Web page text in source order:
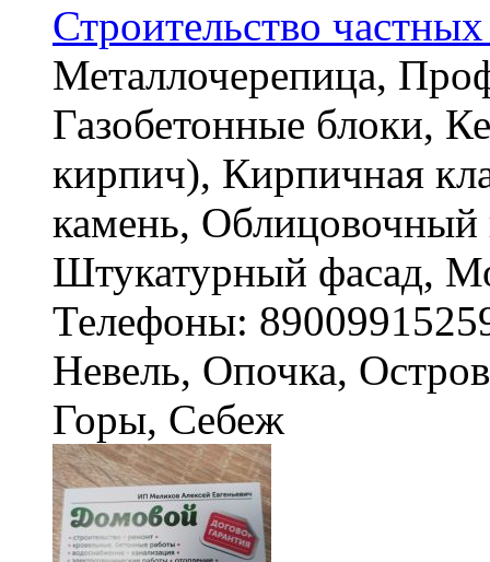
Строительство
Металлочерепица,
Газобетонные блоки,
кирпич), Кирпичная
камень,
Штукатурный фасад,
Телефоны:
Невель, Опочка,
Горы, Себеж